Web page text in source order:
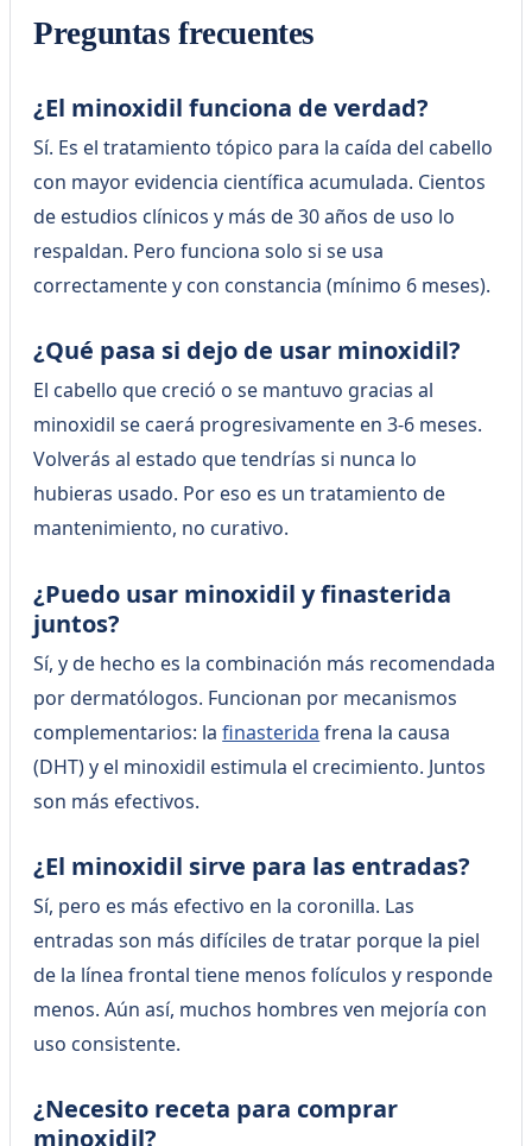
Preguntas frecuentes
¿El minoxidil funciona de verdad?
Sí. Es el tratamiento tópico para la caída del cabello
con mayor evidencia científica acumulada. Cientos
de estudios clínicos y más de 30 años de uso lo
respaldan. Pero funciona solo si se usa
correctamente y con constancia (mínimo 6 meses).
¿Qué pasa si dejo de usar minoxidil?
El cabello que creció o se mantuvo gracias al
minoxidil se caerá progresivamente en 3-6 meses.
Volverás al estado que tendrías si nunca lo
hubieras usado. Por eso es un tratamiento de
mantenimiento, no curativo.
¿Puedo usar minoxidil y finasterida
juntos?
Sí, y de hecho es la combinación más recomendada
por dermatólogos. Funcionan por mecanismos
complementarios: lafinasterida frena la causa
(DHT) y el minoxidil estimula el crecimiento. Juntos
son más efectivos.
¿El minoxidil sirve para las entradas?
Sí, pero es más efectivo en la coronilla. Las
entradas son más difíciles de tratar porque la piel
de la línea frontal tiene menos folículos y responde
menos. Aún así, muchos hombres ven mejoría con
uso consistente.
¿Necesito receta para comprar
minoxidil?